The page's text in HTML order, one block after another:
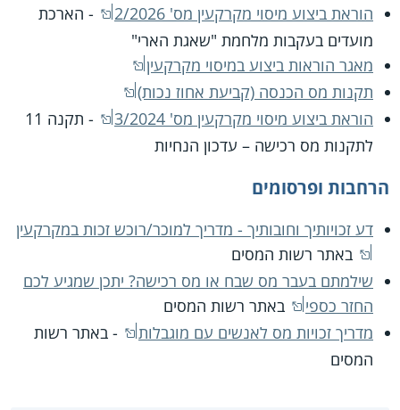
הוראת ביצוע מיסוי מקרקעין מס' 2/2026
- הארכת
מועדים בעקבות מלחמת "שאגת הארי"
מאגר הוראות ביצוע במיסוי מקרקעין
תקנות מס הכנסה (קביעת אחוז נכות)
הוראת ביצוע מיסוי מקרקעין מס' 3/2024
- תקנה 11
לתקנות מס רכישה – עדכון הנחיות
הרחבות ופרסומים
דע זכויותיך וחובותיך - מדריך למוכר/רוכש זכות במקרקעין
באתר רשות המסים
שילמתם בעבר מס שבח או מס רכישה? יתכן שמגיע לכם
החזר כספי
באתר רשות המסים
מדריך זכויות מס לאנשים עם מוגבלות
- באתר רשות
המסים